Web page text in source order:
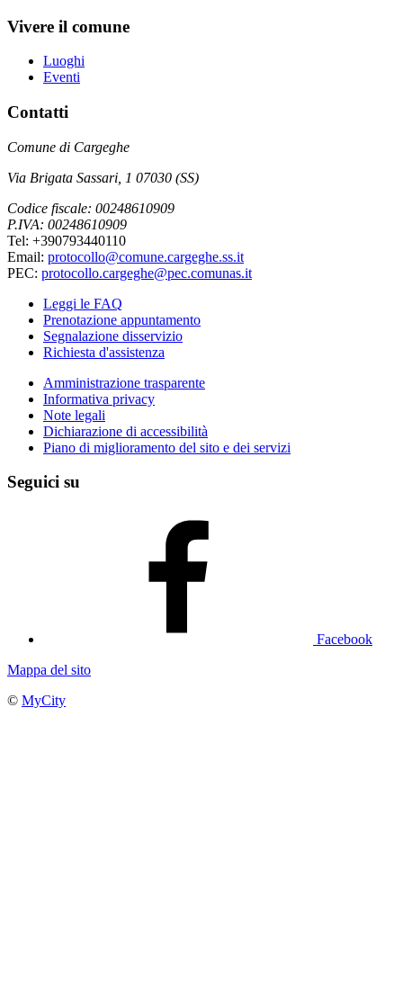
Vivere il comune
Luoghi
Eventi
Contatti
Comune di Cargeghe
Via Brigata Sassari, 1 07030 (SS)
Codice fiscale: 00248610909
P.IVA: 00248610909
Tel: +390793440110
Email: protocollo@comune.cargeghe.ss.it
PEC: protocollo.cargeghe@pec.comunas.it
Leggi le FAQ
Prenotazione appuntamento
Segnalazione disservizio
Richiesta d'assistenza
Amministrazione trasparente
Informativa privacy
Note legali
Dichiarazione di accessibilità
Piano di miglioramento del sito e dei servizi
Seguici su
Facebook
Mappa del sito
© MyCity